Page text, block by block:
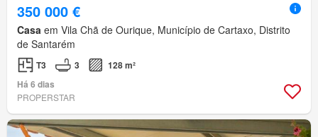
350 000 €
Casa em Vila Chã de Ourique, Município de Cartaxo, Distrito
de Santarém
T3 3
128 m²
Há 6 dias
PROPERSTAR